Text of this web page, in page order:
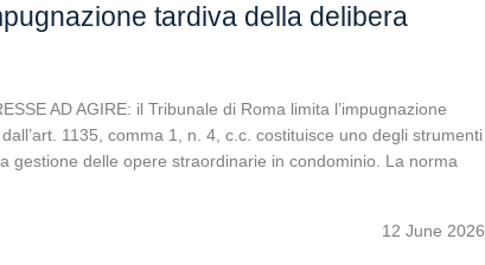
tardiva della delibera
AD AGIRE: il Tribunale di Roma limita l’impugnazione
1135, comma 1, n. 4, c.c. costituisce uno degli strumenti
gestione delle opere straordinarie in condominio. La norma
12 June 2026